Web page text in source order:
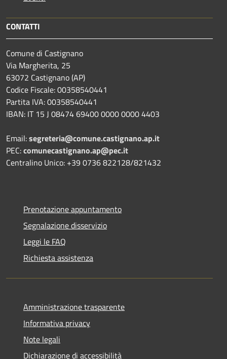
CONTATTI
Comune di Castignano
Via Margherita, 25
63072 Castignano (AP)
Codice Fiscale: 00358540441
Partita IVA: 00358540441
IBAN: IT 15 J 08474 69400 0000 0000 4403
Email:segreteria@comune.castignano.ap.it
PEC:comunecastignano.ap@pec.it
Centralino Unico: +39 0736 822128/821432
Prenotazione appuntamento
Segnalazione disservizio
Leggi le FAQ
Richiesta assistenza
Amministrazione trasparente
Informativa privacy
Note legali
Dichiarazione di accessibilità